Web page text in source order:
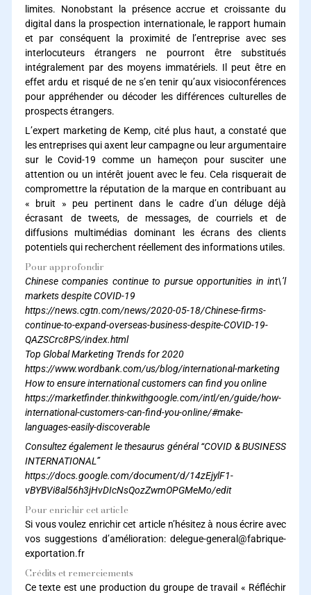
limites. Nonobstant la présence accrue et croissante du
digital dans la prospection internationale, le rapport humain
et par conséquent la proximité de l’entreprise avec ses
interlocuteurs étrangers ne pourront être substitués
intégralement par des moyens immatériels. Il peut être en
effet ardu et risqué de ne s’en tenir qu’aux visioconférences
pour appréhender ou décoder les différences culturelles de
prospects étrangers.
L’expert marketing de Kemp, cité plus haut, a constaté que
les entreprises qui axent leur campagne ou leur argumentaire
sur le Covid-19 comme un hameçon pour susciter une
attention ou un intérêt jouent avec le feu. Cela risquerait de
compromettre la réputation de la marque en contribuant au
« bruit » peu pertinent dans le cadre d’un déluge déjà
écrasant de tweets, de messages, de courriels et de
diffusions multimédias dominant les écrans des clients
potentiels qui recherchent réellement des informations utiles.
Pour approfondir
Chinese companies continue to pursue opportunities in int\’l
markets despite COVID-19
https://news.cgtn.com/news/2020-05-18/Chinese-firms-
continue-to-expand-overseas-business-despite-COVID-19-
QAZSCrc8PS/index.html
Top Global Marketing Trends for 2020
https://www.wordbank.com/us/blog/international-marketing
How to ensure international customers can find you online
https://marketfinder.thinkwithgoogle.com/intl/en/guide/how-
international-customers-can-find-you-online/#make-
languages-easily-discoverable
Consultez également le thesaurus général “COVID & BUSINESS
INTERNATIONAL”
https://docs.google.com/document/d/14zEjylF1-
vBYBVi8al56h3jHvDIcNsQozZwmOPGMeMo/edit
Pour enrichir cet article
Si vous voulez enrichir cet article n’hésitez à nous écrire avec
vos suggestions d’amélioration: delegue-general@fabrique-
exportation.fr
Crédits et remerciements
Ce texte est une production du groupe de travail « Réfléchir